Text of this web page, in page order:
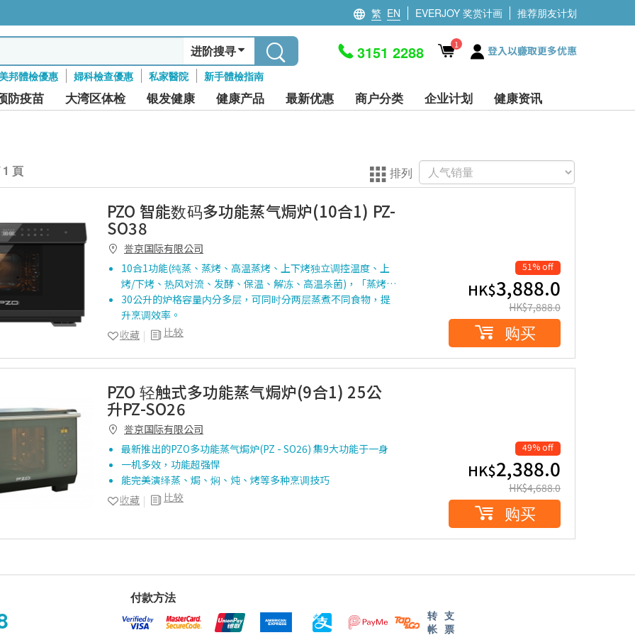
繁 EN EVERJOY 奖赏计画 推荐朋友计划
进阶搜寻
邦體檢優惠 婦科檢查優惠 私家醫院 新手體檢指南
3151 2288 1 登入以赚取更多优惠
防疫苗 大湾区体检 银发健康 健康产品 最新优惠 商户分类 企业计划 健康资讯
1 頁 排列
PZO 智能数码多功能蒸气焗炉(10合1) PZ-
SO38
誉京国际有限公司
10合1功能(纯蒸、蒸烤、高温蒸烤、上下烤独立调控温度、上
烤/下烤、热风对流、发酵、保温、解冻、高温杀菌)，「蒸烤…
30公升的炉格容量内分多层，可同时分两层蒸煮不同食物，提
升烹调效率。
比较
收藏
51% off
HK$3,888.0
HK$7,888.0
购买
PZO 轻触式多功能蒸气焗炉(9合1) 25公
升PZ-SO26
誉京国际有限公司
最新推出的PZO多功能蒸气焗炉(PZ - SO26) 集9大功能于一身
一机多效，功能超强悍
能完美演绎蒸、焗、焖、炖、烤等多种烹调技巧
比较
收藏
49% off
HK$2,388.0
HK$4,688.0
购买
付款方法
转
帐
支
票